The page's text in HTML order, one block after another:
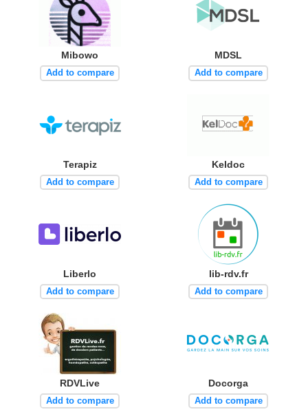
Mibowo
Add to compare
MDSL
Add to compare
Terapiz
Add to compare
Keldoc
Add to compare
Liberlo
Add to compare
lib-rdv.fr
Add to compare
RDVLive
Add to compare
Docorga
Add to compare